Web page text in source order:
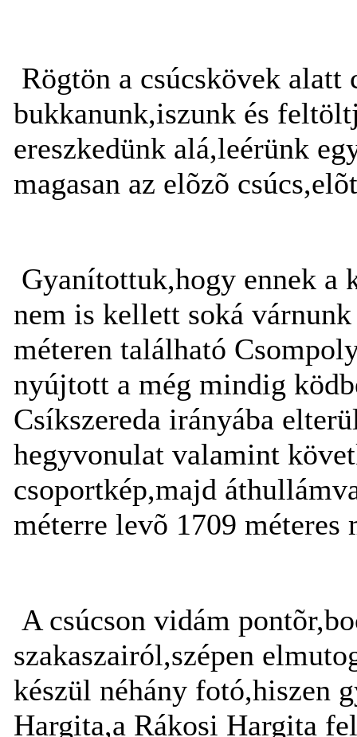
Rögtön a csúcskövek
bukkanunk,iszunk és
ereszkedünk alá,leérünk
magasan az elõzõ
Gyanítottuk,hogy ennek a
nem is kellett soká
méteren található
nyújtott a még mindig
Csíkszereda irányába
hegyvonulat valamint
csoportkép,majd
méterre levõ 1709 méteres
A csúcson vidám
szakaszairól,szépen
készül néhány fotó,hiszen
Hargita,a Rákosi Hargita